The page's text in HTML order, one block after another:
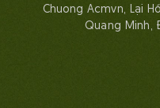
Chuong Acmvn, Lại
Quang Minh,